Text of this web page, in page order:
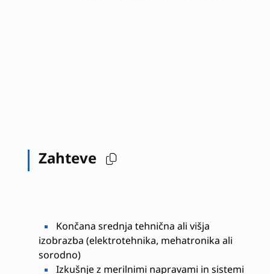
Zahteve
Končana srednja tehnična ali višja
izobrazba (elektrotehnika, mehatronika ali
sorodno)
Izkušnje z merilnimi napravami in sistemi